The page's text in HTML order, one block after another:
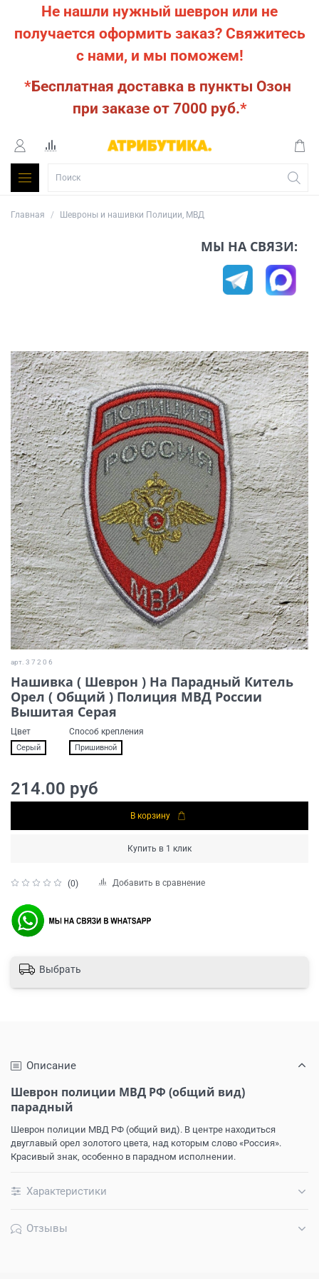
Не нашли нужный шеврон или не
получается оформить заказ? Свяжитесь
с нами, и мы поможем!
*Бесплатная доставка в пункты Озон
при заказе от 7000 руб.*
Главная Шевроны и нашивки Полиции, МВД
МЫ НА СВЯЗИ:
арт. 3 7 2 0 6
Нашивка ( Шеврон ) На Парадный Китель
Орел ( Общий ) Полиция МВД России
Вышитая Серая
(0) Добавить в сравнение
Цвет
Серый
Способ крепления
Пришивной
214.00 руб
В корзину
Купить в 1 клик
Выбрать
Описание
Шеврон полиции МВД РФ (общий вид)
парадный
Шеврон полиции МВД РФ (общий вид). В центре находиться
двуглавый орел золотого цвета, над которым слово «Россия».
Красивый знак, особенно в парадном исполнении.
Характеристики
Отзывы